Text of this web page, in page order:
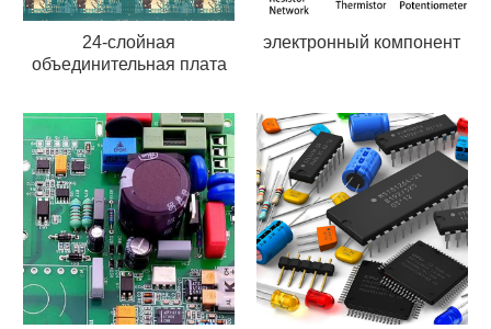
24-слойная
объединительная плата
электронный компонент